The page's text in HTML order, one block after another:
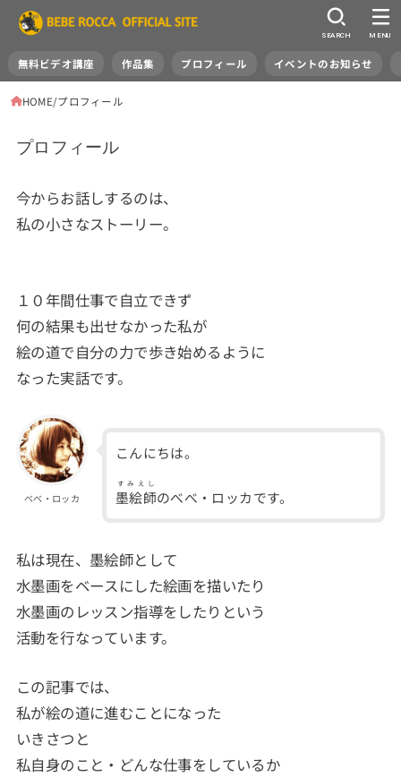
無料ビデオ講座 作品集 プロフィール イベントのお知らせ
SEARCH MENU
HOME プロフィール
プロフィール
今からお話しするのは、
私の小さなストーリー。
１０年間仕事で自立できず
何の結果も出せなかった私が
絵の道で自分の力で歩き始めるように
なった実話です。
べべ・ロッカ
こんにちは。
墨絵師
すみえし
のべべ・ロッカです。
私は現在、墨絵師として
水墨画をベースにした絵画を描いたり
水墨画のレッスン指導をしたりという
活動を行なっています。
この記事では、
私が絵の道に進むことになった
いきさつと
私自身のこと・どんな仕事をしているか